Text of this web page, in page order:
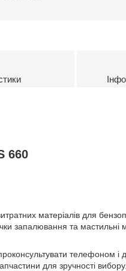
660
матеріалів для
запалювання та мастильні
телефоном і
для зручності вибору.